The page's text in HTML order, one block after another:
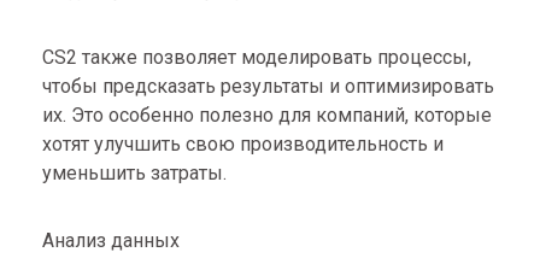
CS2 также позволяет моделировать процессы,
чтобы предсказать результаты и оптимизировать
их. Это особенно полезно для компаний, которые
хотят улучшить свою производительность и
уменьшить затраты.
Анализ данных